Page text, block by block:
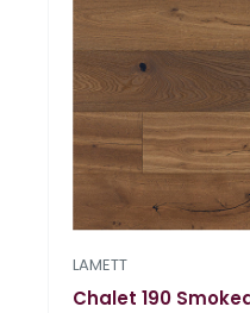
LAMETT
Chalet 190